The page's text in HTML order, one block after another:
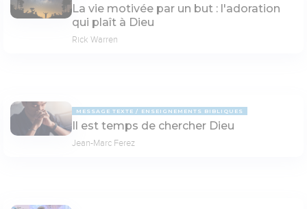
La vie motivée par un but : l'adoration
qui plaît à Dieu
Rick Warren
MESSAGE TEXTE ENSEIGNEMENTS BIBLIQUES
Il est temps de chercher Dieu
Jean-Marc Ferez